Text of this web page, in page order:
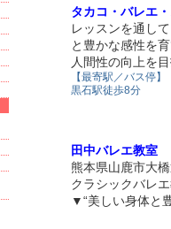
タカコ・バレエ
レッスンを通し
と豊かな感性を
人間性の向上を
【最寄駅／バス停】
黒石駅徒歩8分
田中バレエ教室
熊本県山鹿市大
クラシックバレ
▼“美しい身体と